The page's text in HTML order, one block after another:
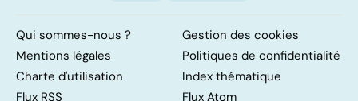
Qui sommes-nous ?
Gestion des cookies
Mentions légales
Politiques de confidentialité
Charte d'utilisation
Index thématique
Flux RSS
Flux Atom